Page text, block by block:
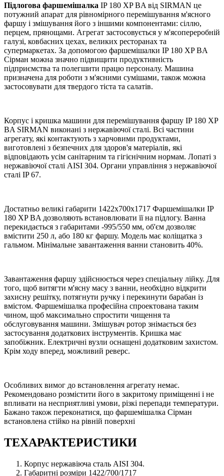
Підлогова фаршемішалка IP 180 XP BA від SIRMAN це
потужний апарат для рівномірного перемішування м'ясного
фаршу і змішування його з іншими компонентами: сіллю,
перцем, прянощами. Агрегат застосовується у м'ясопереробній
галузі, ковбасних цехах, великих ресторанах та
супермаркетах. За допомогою фаршемішалки IP 180 XP BA
Сірман можна значно підвищити продуктивність
підприємства та полегшити працю персоналу. Машина
призначена для роботи з м'ясними сумішами, також можна
застосовувати для твердого тіста та салатів.
Корпус і кришка машини для перемішування фаршу IP 180 XP
BA SIRMAN виконані з нержавіючої сталі. Всі частини
агрегату, які контактують з харчовими продуктами,
виготовлені з безпечних для здоров'я матеріалів, які
відповідають усім санітарним та гігієнічним нормам. Лопаті з
нержавіючої сталі AISI 304. Органи управління з нержавіючої
сталі IP 67.
Достатньо великі габарити 1422х700х1717 Фаршемішалки IP
180 XP BA дозволяють встановлювати її на підлогу. Ванна
перекидається з габаритами -995/550 мм, об'єм дозволяє
вмістити 250 л, або 180 кг фаршу. Модель має коліщатка з
гальмом. Мінімальне завантаження ванни становить 40%.
Завантаження фаршу здійснюється через спеціальну лійку. Для
того, щоб витягти м'ясну масу з ванни, необхідно відкрити
захисну решітку, потягнути ручку і перекинути барабан із
вмістом. Фаршемішалка професійна спроектована таким
чином, щоб максимально спростити чищення та
обслуговування машини. Змішувач ротор знімається без
застосування додаткових інструментів. Кришка має
запобіжник. Електричні вузли оснащені додатковим захистом.
Крім ходу вперед, можливий реверс.
Особливих вимог до встановлення агрегату немає.
Рекомендовано розмістити його в закритому приміщенні і не
впливати на несприятливі умови, різкі перепади температури.
Бажано також переконатися, що фаршемішалка Сірман
встановлена стійко на рівній поверхні
ТЕХАРАКТЕРИСТИКИ
Корпус нержавіюча сталь AISI 304.
Габаритні розміри 1422/700/1717